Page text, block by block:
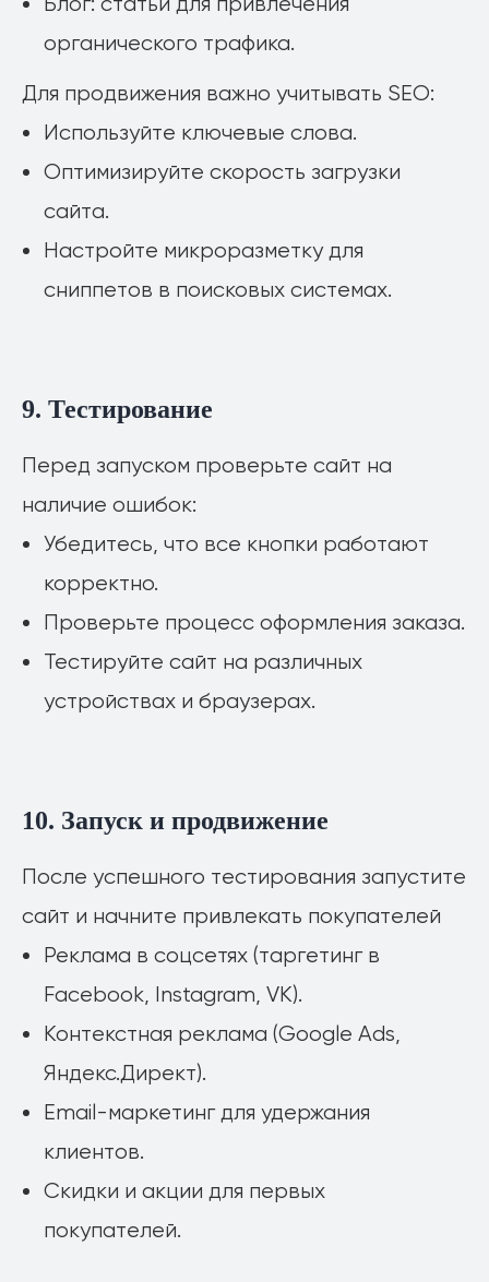
органического трафика.
Для продвижения важно учитывать SEO:
Используйте ключевые слова.
Оптимизируйте скорость загрузки
сайта.
Настройте микроразметку для
сниппетов в поисковых системах.
9. Тестирование
Перед запуском проверьте сайт на
наличие ошибок:
Убедитесь, что все кнопки работают
корректно.
Проверьте процесс оформления заказа.
Тестируйте сайт на различных
устройствах и браузерах.
10. Запуск и продвижение
После успешного тестирования запустите
сайт и начните привлекать покупателей
Реклама в соцсетях (таргетинг в
Facebook, Instagram, VK).
Контекстная реклама (Google Ads,
Яндекс.Директ).
Email-маркетинг для удержания
клиентов.
Скидки и акции для первых
покупателей.
О компании
Вакансии
Портфолио
Сайты на Tilda
general@quantum-dev.ru
Реквизиты
ИП Ганус Александр Андреевич
Аутстаффинг
Блог